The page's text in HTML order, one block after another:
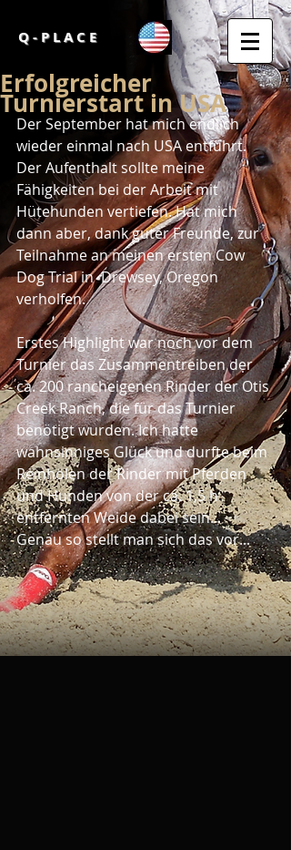
Q - P L A C E
Erfolgreicher
Turnierstart in USA
Der September hat mich endlich
wieder einmal nach USA entführt.
Der Aufenthalt sollte meine
Fähigkeiten bei der Arbeit mit
Hütehunden vertiefen. Hat mich
dann aber, dank guter Freunde, zur
Teilnahme an meinen ersten Cow
Dog Trial in  Drewsey, Oregon
verholfen.
Erstes Highlight war noch vor dem
Turnier das Zusammentreiben der
ca. 200 rancheigenen Rinder der Otis
Creek Ranch, die für das Turnier
benötigt wurden. Ich hatte
wahnsinniges Glück und durfte beim
Reinholen der Rinder mit Pferden
und Hunden von der ca. 1,5 h
entfernten Weide dabei sein...
Genau so stellt man sich das vor...